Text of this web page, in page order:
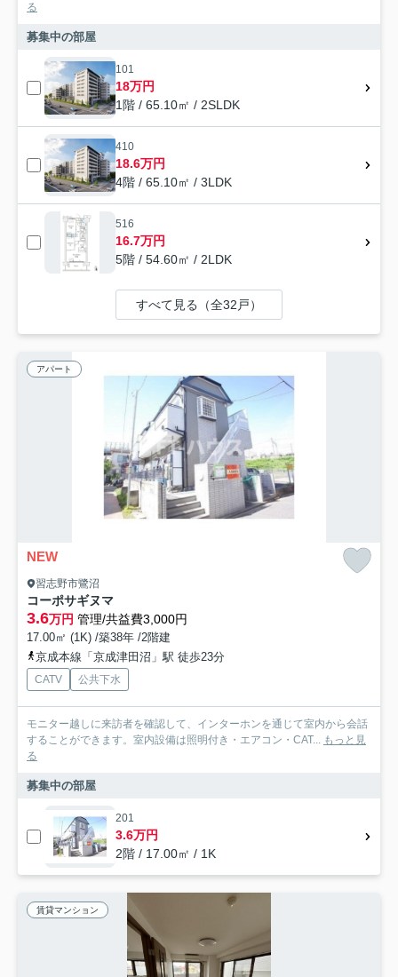
る
募集中の部屋
101
18万円
1階 / 65.10㎡ / 2SLDK
410
18.6万円
4階 / 65.10㎡ / 3LDK
516
16.7万円
5階 / 54.60㎡ / 2LDK
すべて見る（全32戸）
アパート
NEW
習志野市鷺沼
コーポサギヌマ
3.6万円 管理/共益費3,000円
17.00㎡ (1K) /築38年 /2階建
京成本線「京成津田沼」駅 徒歩23分
CATV 公共下水
モニター越しに来訪者を確認して、インターホンを通じて室内から会話
することができます。室内設備は照明付き・エアコン・CAT... もっと見
る
募集中の部屋
201
3.6万円
2階 / 17.00㎡ / 1K
賃貸マンション